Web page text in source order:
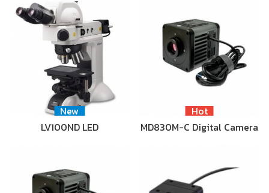
New
LV100ND LED
Hot
MD830M-C Digital Camera